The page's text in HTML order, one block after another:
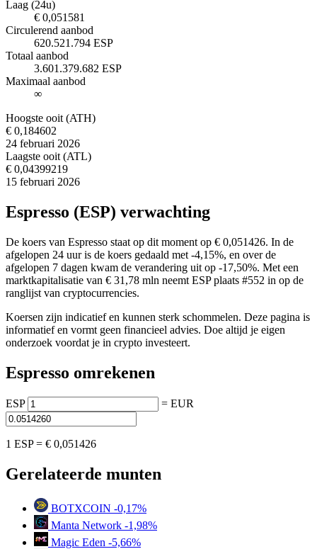
Laag (24u)
€ 0,051581
Circulerend aanbod
620.521.794 ESP
Totaal aanbod
3.601.379.682 ESP
Maximaal aanbod
∞
Hoogste ooit (ATH)
€ 0,184602
24 februari 2026
Laagste ooit (ATL)
€ 0,04399219
15 februari 2026
Espresso (ESP) verwachting
De koers van Espresso staat op dit moment op € 0,051426. In de
afgelopen 24 uur is de koers gedaald met -4,15%, en over de
afgelopen 7 dagen kwam de verandering uit op -17,50%. Met een
marktkapitalisatie van € 31,78 mln neemt ESP plaats #552 in op de
ranglijst van cryptocurrencies.
Koersen zijn indicatief en kunnen sterk schommelen. Deze pagina is
informatief en vormt geen financieel advies. Doe altijd je eigen
onderzoek voordat je in crypto investeert.
Espresso omrekenen
ESP = EUR
1 ESP = € 0,051426
Gerelateerde munten
BOTXCOIN -0,17%
Manta Network -1,98%
Magic Eden -5,66%